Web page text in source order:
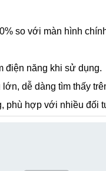
so với màn hình
điện năng khi sử dụng.
dễ dàng tìm thấy
phù hợp với nhiều đối